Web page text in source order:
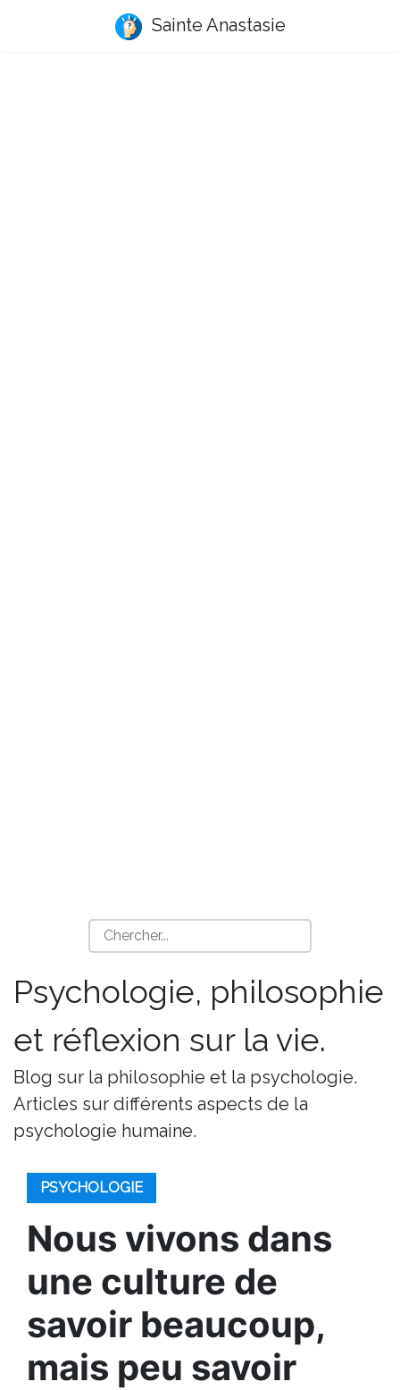
Sainte Anastasie
Psychologie, philosophie
et réflexion sur la vie.
Blog sur la philosophie et la psychologie.
Articles sur différents aspects de la
psychologie humaine.
PSYCHOLOGIE
Nous vivons dans
une culture de
savoir beaucoup,
mais peu savoir